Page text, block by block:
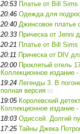
20:53 Платье от Bill
20:46 Одежда для
20:40 Джинсовое платье
20:33 Прическа от Jenni
20:21 Платье от Bill
20:11 Прическа от DIV
20:00 Проклятый отель
Коллекционное издание
19:24 Легенды 3. В
полная версия (0)
19:05 Королевский
Коллекционное издание
18:03 Одиссей. Долгий
17:25 Тайны Джека